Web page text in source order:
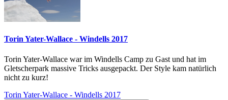
Torin Yater-Wallace - Windells 2017
Torin Yater-Wallace war im Windells Camp zu Gast und hat im
Gletscherpark massive Tricks ausgepackt. Der Style kam natürlich
nicht zu kurz!
Torin Yater-Wallace - Windells 2017